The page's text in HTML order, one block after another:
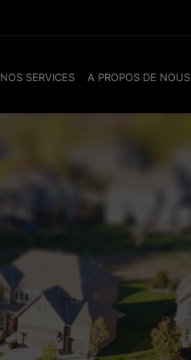
NOS SERVICES A PROPOS DE NOUS